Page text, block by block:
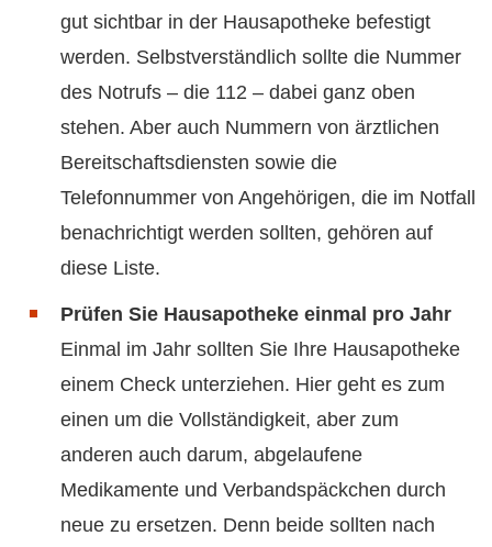
gut sichtbar in der Hausapotheke befestigt
werden. Selbstverständlich sollte die Nummer
des Notrufs – die 112 – dabei ganz oben
stehen. Aber auch Nummern von ärztlichen
Bereitschaftsdiensten sowie die
Telefonnummer von Angehörigen, die im Notfall
benachrichtigt werden sollten, gehören auf
diese Liste.
Prüfen Sie Hausapotheke einmal pro Jahr
Einmal im Jahr sollten Sie Ihre Hausapotheke
einem Check unterziehen. Hier geht es zum
einen um die Vollständigkeit, aber zum
anderen auch darum, abgelaufene
Medikamente und Verbandspäckchen durch
neue zu ersetzen. Denn beide sollten nach